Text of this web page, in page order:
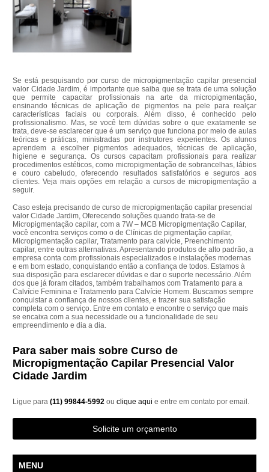
Se está pesquisando por curso de micropigmentação capilar presencial
valor Cidade Jardim, é importante que saiba que se trata de uma solução
que permite capacitar profissionais na arte da micropigmentação,
ensinando técnicas de aplicação de pigmentos na pele para realçar
características faciais ou corporais. Além disso, é conhecido pelo
profissionalismo. Mas, se você tem dúvidas sobre o que exatamente se
trata, deve-se esclarecer que é um serviço que funciona por meio de aulas
teóricas e práticas, ministradas por instrutores experientes. Os alunos
aprendem a escolher pigmentos adequados, técnicas de aplicação,
higiene e segurança. Os cursos capacitam profissionais para realizar
procedimentos estéticos, como micropigmentação de sobrancelhas, lábios
e couro cabeludo, oferecendo resultados satisfatórios e seguros aos
clientes. Veja mais opções em relação a cursos de micropigmentação a
seguir.
Caso esteja precisando de curso de micropigmentação capilar presencial
valor Cidade Jardim, Oferecendo soluções quando trata-se de
Micropigmentação capilar, com a 7W – MCB Micropigmentação Capilar,
você encontra serviços como o de Clínicas de pigmentação capilar,
Micropigmentação capilar, Tratamento para calvície, Preenchimento
capilar, entre outras alternativas. Apresentando produtos de alto padrão, a
empresa conta com profissionais especializados e instalações modernas
e em bom estado, conquistando então a confiança de todos. Estamos à
sua disposição para esclarecer dúvidas e dar o suporte necessário. Além
dos que já foram citados, também trabalhamos com Tratamento para a
Calvície Feminina e Tratamento para Calvície Homem. Buscamos sempre
conquistar a confiança de nossos clientes, e trazer sua satisfação
completa com o serviço. Entre em contato e encontre o serviço que mais
se encaixa com a sua necessidade ou a funcionalidade de seu
empreendimento e dia a dia.
Para saber mais sobre Curso de
Micropigmentação Capilar Presencial Valor
Cidade Jardim
Ligue para(11) 99844-5992ouclique aqui e entre em contato por email.
Solicite um orçamento
MENU